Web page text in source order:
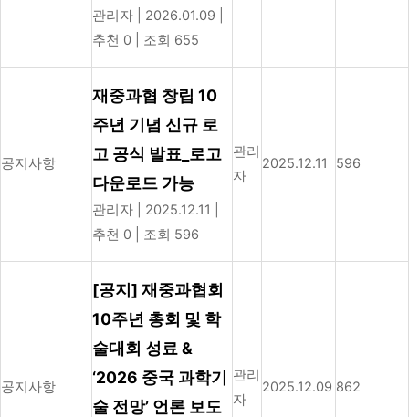
관리자 2026.01.09
추천 0
조회 655
공지사항
재중과협 창립 10
주년 기념 신규 로
고 공식 발표_로고
다운로드 가능
관리자 2025.12.11
추천 0
조회 596
관리
자
2025.12.11 596
공지사항
[공지] 재중과협회
10주년 총회 및 학
술대회 성료 &
‘2026 중국 과학기
술 전망’ 언론 보도
관리
자
2025.12.09 862